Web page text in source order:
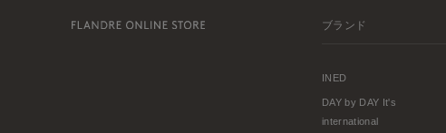
ブランド
INED
DAY by DAY It's
international